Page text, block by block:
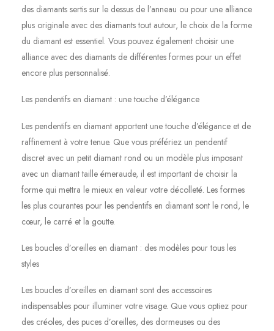
des diamants sertis sur le dessus de l’anneau ou pour une alliance
plus originale avec des diamants tout autour, le choix de la forme
du diamant est essentiel. Vous pouvez également choisir une
alliance avec des diamants de différentes formes pour un effet
encore plus personnalisé.
Les pendentifs en diamant : une touche d’élégance
Les pendentifs en diamant apportent une touche d’élégance et de
raffinement à votre tenue. Que vous préfériez un pendentif
discret avec un petit diamant rond ou un modèle plus imposant
avec un diamant taille émeraude, il est important de choisir la
forme qui mettra le mieux en valeur votre décolleté. Les formes
les plus courantes pour les pendentifs en diamant sont le rond, le
cœur, le carré et la goutte.
Les boucles d’oreilles en diamant : des modèles pour tous les
styles
Les boucles d’oreilles en diamant sont des accessoires
indispensables pour illuminer votre visage. Que vous optiez pour
des créoles, des puces d’oreilles, des dormeuses ou des